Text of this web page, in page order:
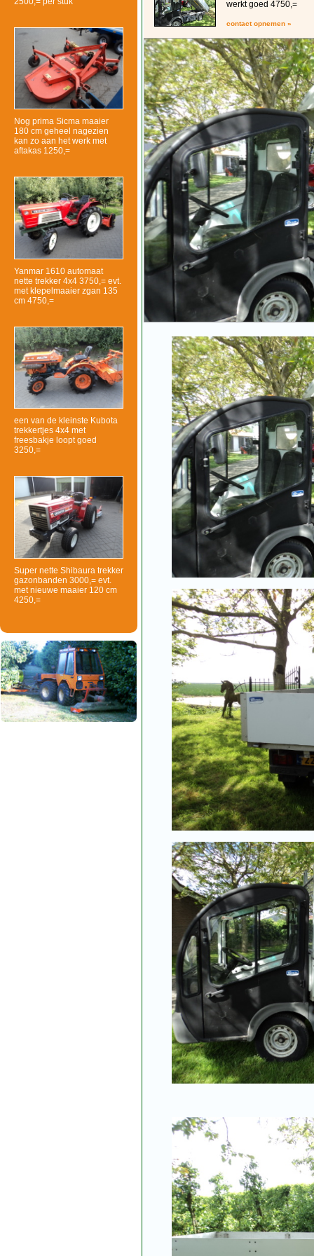
Nog prima Sicma maaier
180 cm geheel nagezien
kan zo aan het werk met
aftakas 1250,=
Yanmar 1610 automaat
nette trekker 4x4 3750,= evt.
met klepelmaaier zgan 135
cm 4750,=
een van de kleinste Kubota
trekkertjes 4x4 met
freesbakje loopt goed
3250,=
Super nette Shibaura trekker
gazonbanden 3000,= evt.
met nieuwe maaier 120 cm
4250,=
werkt goed 4750,=
contact opnemen »